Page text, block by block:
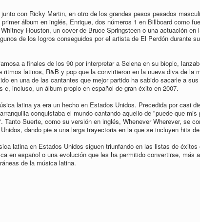
con Ricky Martin, en otro de los grandes pesos pesados
álbum en inglés, Enrique, dos números 1 en Billboard como
Houston, un cover de Bruce Springsteen o una actuación en
de los logros conseguidos por el artista de El Perdón durante su
a finales de los 90 por interpretar a Selena en su biopic,
latinos, R&B y pop que la convirtieron en la nueva diva de la
en una de las cantantes que mejor partido ha sabido sacarle a
incluso, un álbum propio en español de gran éxito en 2007.
latina ya era un hecho en Estados Unidos. Precedida por casi
conquistaba el mundo cantando aquello de "puede que mis
Suerte, como su versión en inglés, Whenever Wherever, se
dando pie a una larga trayectoria en la que se incluyen hits
latina en Estados Unidos siguen triunfando en las listas de éxitos
en español o una evolución que les ha permitido convertirse, más
de la música latina.